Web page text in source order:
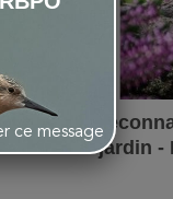
du
jardin -
plus
ce message